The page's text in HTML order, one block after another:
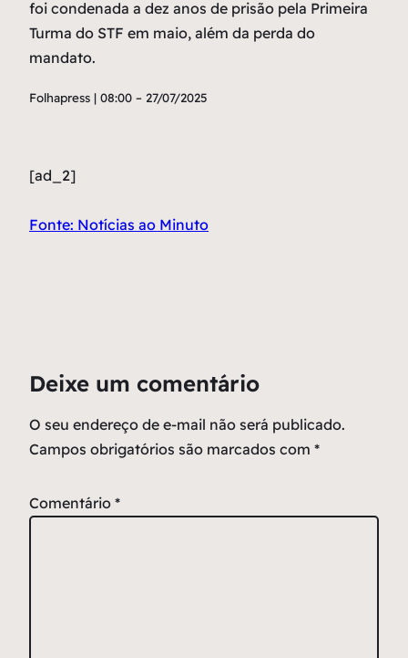
foi condenada a dez anos de prisão pela Primeira
Turma do STF em maio, além da perda do
mandato.
Folhapress | 08:00 – 27/07/2025
[ad_2]
Fonte: Notícias ao Minuto
Deixe um comentário
O seu endereço de e-mail não será publicado.
Campos obrigatórios são marcados com *
Comentário *